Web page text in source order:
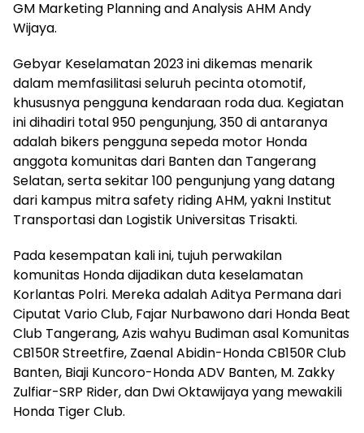
GM Marketing Planning and Analysis AHM Andy
Wijaya.
Gebyar Keselamatan 2023 ini dikemas menarik
dalam memfasilitasi seluruh pecinta otomotif,
khususnya pengguna kendaraan roda dua. Kegiatan
ini dihadiri total 950 pengunjung, 350 di antaranya
adalah bikers pengguna sepeda motor Honda
anggota komunitas dari Banten dan Tangerang
Selatan, serta sekitar 100 pengunjung yang datang
dari kampus mitra safety riding AHM, yakni Institut
Transportasi dan Logistik Universitas Trisakti.
Pada kesempatan kali ini, tujuh perwakilan
komunitas Honda dijadikan duta keselamatan
Korlantas Polri. Mereka adalah Aditya Permana dari
Ciputat Vario Club, Fajar Nurbawono dari Honda Beat
Club Tangerang, Azis wahyu Budiman asal Komunitas
CB150R Streetfire, Zaenal Abidin-Honda CB150R Club
Banten, Biaji Kuncoro-Honda ADV Banten, M. Zakky
Zulfiar-SRP Rider, dan Dwi Oktawijaya yang mewakili
Honda Tiger Club.